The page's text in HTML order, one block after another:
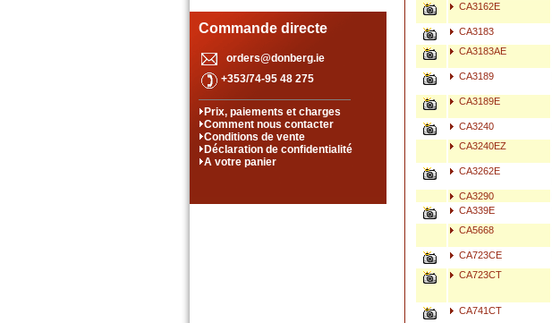
Commande directe
orders@donberg.ie
+353/74-95 48 275
Prix, paiements et charges
Comment nous contacter
Conditions de vente
Déclaration de confidentialité
A votre panier
CA3162E
CA3183
CA3183AE
CA3189
CA3189E
CA3240
CA3240EZ
CA3262E
CA3290
CA339E
CA5668
CA723CE
CA723CT
CA741CT